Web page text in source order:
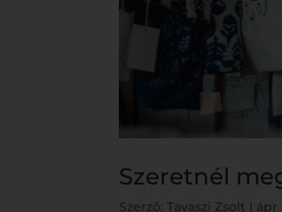
Szeretnél
Szerző: Tavaszi Zsolt ápr